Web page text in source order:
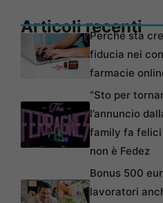
Articoli recenti
Perché sta
fiducia nei
farmacie
“Sto per
l’annuncio
family fa felici
non è Fedez
Bonus 500
lavoratori